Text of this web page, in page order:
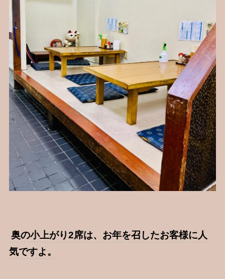
奥の小上がり2席は、お年を召したお客様に人
気ですよ。